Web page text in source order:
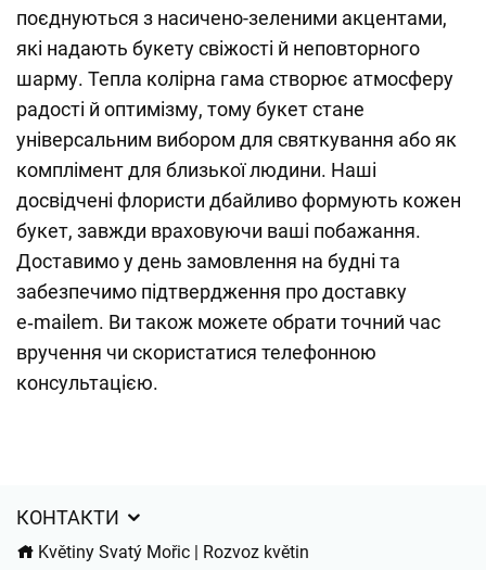
поєднуються з насичено-зеленими акцентами,
які надають букету свіжості й неповторного
шарму. Тепла колірна гама створює атмосферу
радості й оптимізму, тому букет стане
універсальним вибором для святкування або як
комплімент для близької людини. Наші
досвідчені флористи дбайливо формують кожен
букет, завжди враховуючи ваші побажання.
Доставимо у день замовлення на будні та
забезпечимо підтвердження про доставку
e‑mailem. Ви також можете обрати точний час
вручення чи скористатися телефонною
консультацією.
КОНТАКТИ
Květiny Svatý Mořic | Rozvoz květin